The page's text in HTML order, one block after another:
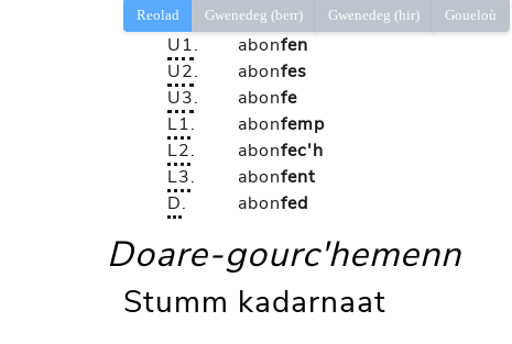
Reolad Gwenedeg (berr) Gwenedeg (hir) Goueloù
U1. abonfen
U2. abonfes
U3. abonfe
L1. abonfemp
L2. abonfec'h
L3. abonfent
D. abonfed
Doare-gourc'hemenn
Stumm kadarnaat